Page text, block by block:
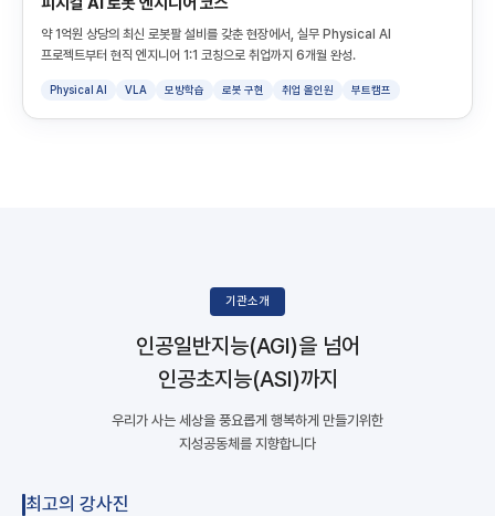
약 1억원 상당의 최신 로봇팔 설비를 갖춘 현장에서, 실무 Physical AI
프로젝트부터 현직 엔지니어 1:1 코칭으로 취업까지 6개월 완성.
Physical AI VLA 모방학습 로봇 구현 취업 올인원 부트캠프
기관소개
인공일반지능(AGI)을 넘어
인공초지능(ASI)까지
우리가 사는 세상을 풍요롭게 행복하게 만들기위한
지성공동체를 지향합니다
최고의 강사진